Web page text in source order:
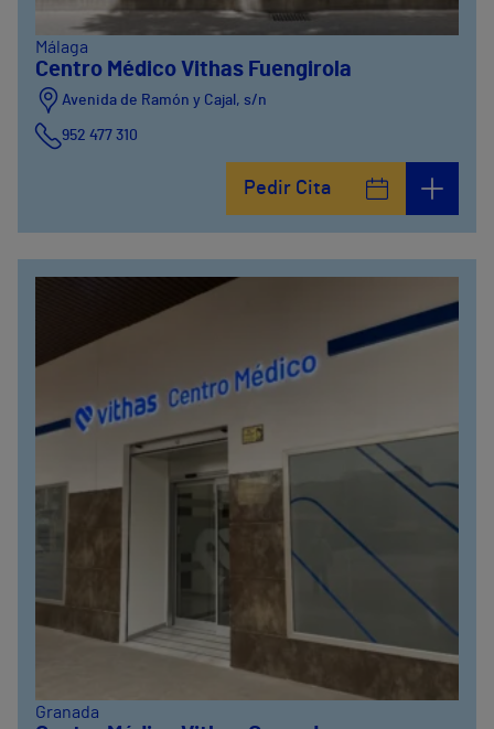
Málaga
Centro Médico Vithas Fuengirola
Avenida de Ramón y Cajal, s/n
952 477 310
Pedir Cita
Granada